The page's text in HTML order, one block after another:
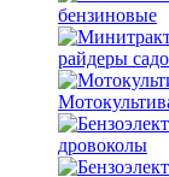
бензиновые
райдеры
дровоколы